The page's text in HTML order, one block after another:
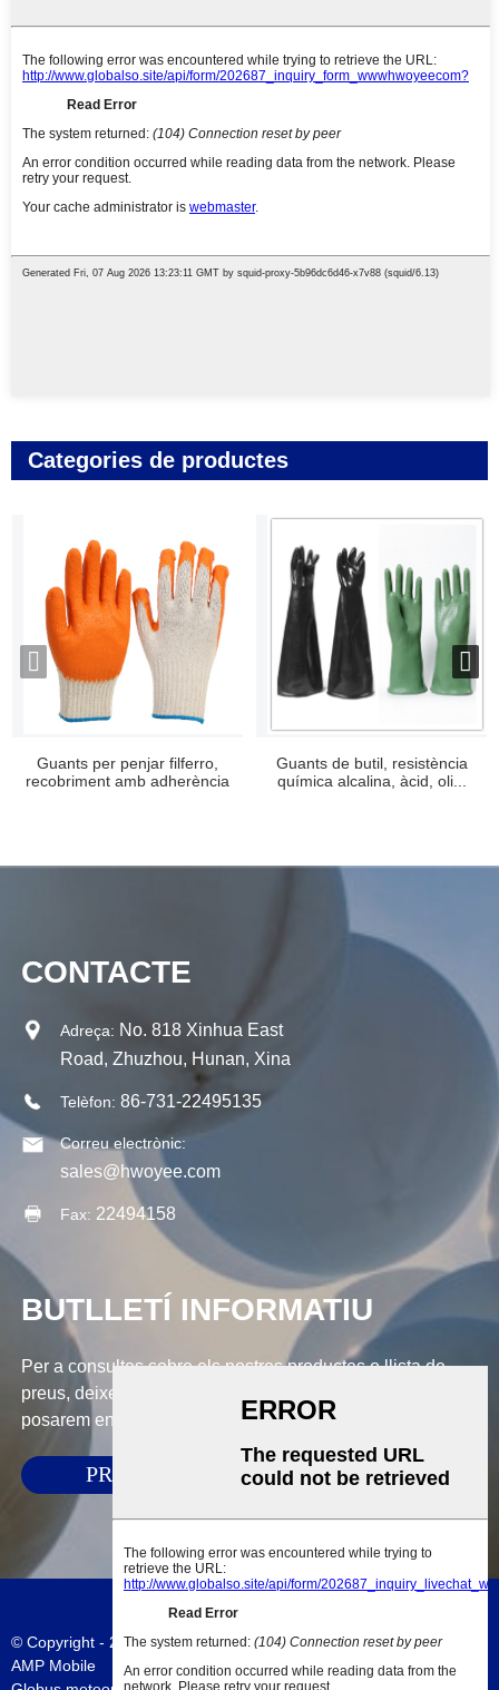
Categories de productes
Guants per penjar filferro,
recobriment amb adherència
Guants de butil, resistència
química alcalina, àcid, oli...
CONTACTE
Adreça: No. 818 Xinhua East
Road, Zhuzhou, Hunan, Xina
Telèfon: 86-731-22495135
Correu electrònic:
sales@hwoyee.com
Fax: 22494158
BUTLLETÍ INFORMATIU
Per a consultes sobre els nostres productes o llista de
preus, deixeu-nos el vostre correu electrònic i ens
posarem en contacte en un termini de 24 hores.
PRESENTAR
© Copyright - 2010-2023 : Tots els drets reservats. Mapa del lloc
AMP Mobile